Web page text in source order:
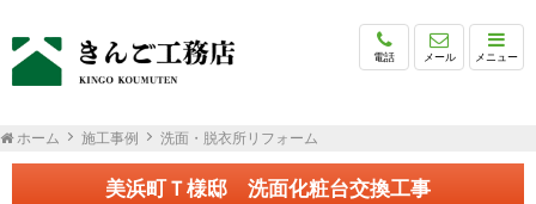
電話 メール メニュー
ホーム 施工事例 洗面・脱衣所リフォーム
美浜町Ｔ様邸 洗面化粧台交換工事